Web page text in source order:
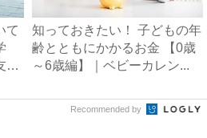
て
付
知っておきたい！ 子どもの年
齢とともにかかるお金 【0歳
～6歳編】｜ベビーカレン...
Recommended by